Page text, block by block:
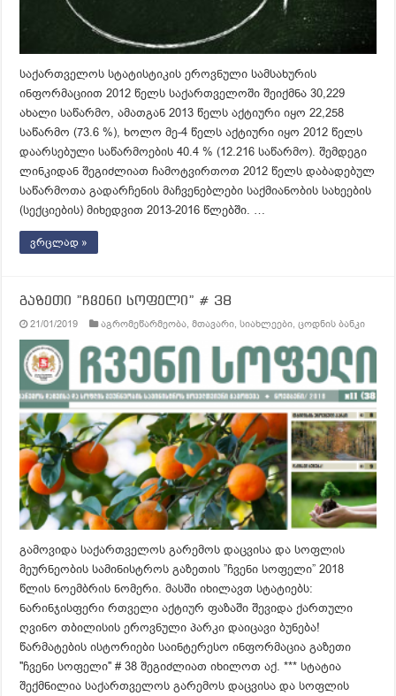
საქართველოს სტატისტიკის ეროვნული სამსახურის
ინფორმაციით 2012 წელს საქართველოში შეიქმნა 30,229
ახალი საწარმო, ამათგან 2013 წელს აქტიური იყო 22,258
საწარმო (73.6 %), ხოლო მე-4 წელს აქტიური იყო 2012 წელს
დაარსებული საწარმოების 40.4 % (12.216 საწარმო). შემდეგი
ლინკიდან შეგიძლიათ ჩამოტვირთოთ 2012 წელს დაბადებულ
საწარმოთა გადარჩენის მაჩვენებლები საქმიანობის სახეების
(სექციების) მიხედვით 2013-2016 წლებში. …
ვრცლად »
გაზეთი ”ჩვენი სოფელი” # 38
21/01/2019 აგრომეწარმეობა,მთავარი,სიახლეები,ცოდნის ბანკი
გამოვიდა საქართველოს გარემოს დაცვისა და სოფლის
მეურნეობის სამინისტროს გაზეთის ”ჩვენი სოფელი” 2018
წლის ნოემბრის ნომერი. მასში იხილავთ სტატიებს:
ნარინჯისფერი რთველი აქტიურ ფაზაში შევიდა ქართული
ღვინო თბილისის ეროვნული პარკი დაიცავი ბუნება!
წარმატების ისტორიები საინტერესო ინფორმაცია გაზეთი
''ჩვენი სოფელი'' # 38 შეგიძლიათ იხილოთ აქ. *** სტატია
შექმნილია საქართველოს გარემოს დაცვისა და სოფლის